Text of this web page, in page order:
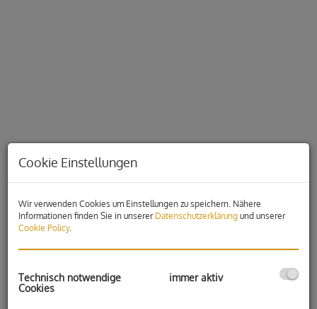
Beschreibung
Eigentumswohnung in verkehrsgünstiger Lage nahe
Gleisdorf-West
Cookie Einstellungen
Wir verwenden Cookies um Einstellungen zu speichern. Nähere
Informationen finden Sie in unserer Datenschutzerklärung und unserer
Cookie Policy.
Technisch notwendige
Cookies
immer aktiv